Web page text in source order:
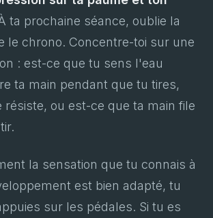
ta prochaine séance, oublie la
le chrono. Concentre-toi sur une
: est-ce que tu sens l'eau
ta main pendant que tu tires,
ou est-ce que ta main file
la sensation que tu connais à
est bien adapté, tu
sur les pédales. Si tu es